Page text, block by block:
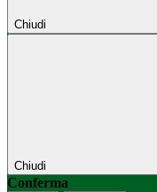
Chiudi
Chiudi
Conferma